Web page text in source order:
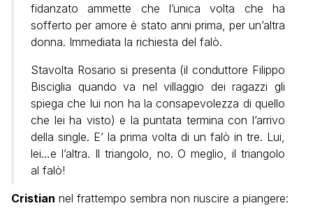
fidanzato ammette che l’unica volta che ha
sofferto per amore è stato anni prima, per un’altra
donna. Immediata la richiesta del falò.
Stavolta Rosario si presenta (il conduttore Filippo
Bisciglia quando va nel villaggio dei ragazzi gli
spiega che lui non ha la consapevolezza di quello
che lei ha visto) e la puntata termina con l’arrivo
della single. E’ la prima volta di un falò in tre. Lui,
lei…e l’altra. Il triangolo, no. O meglio, il triangolo
al falò!
Cristian nel frattempo sembra non riuscire a piangere: